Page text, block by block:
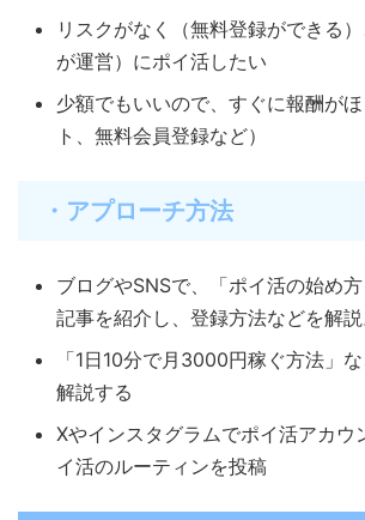
リスクがなく（無料登録ができる
が運営）にポイ活したい
少額でもいいので、すぐに報酬が
ト、無料会員登録など）
・アプローチ方法
ブログやSNSで、「ポイ活の始め
記事を紹介し、登録方法などを解説
「1日10分で月3000円稼ぐ方法」
解説する
Xやインスタグラムでポイ活アカウ
イ活のルーティンを投稿